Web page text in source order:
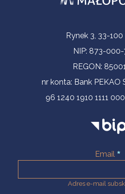
Informacje kontaktowe
Rynek 3, 33-
NIP: 873-000-
REGON:
nr konta: Bank PEKAO
96 1240 1910 1111
Email
Adres e-mail